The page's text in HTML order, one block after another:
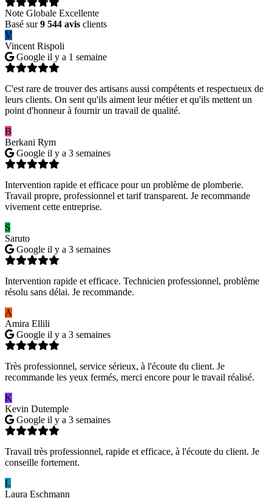
Note Globale Excellente
Basé sur9 544 avis clients
V
Vincent Rispoli
Google il y a 1 semaine
C'est rare de trouver des artisans aussi compétents et respectueux de
leurs clients. On sent qu'ils aiment leur métier et qu'ils mettent un
point d'honneur à fournir un travail de qualité.
B
Berkani Rym
Google il y a 3 semaines
Intervention rapide et efficace pour un problème de plomberie.
Travail propre, professionnel et tarif transparent. Je recommande
vivement cette entreprise.
S
Saruto
Google il y a 3 semaines
Intervention rapide et efficace. Technicien professionnel, problème
résolu sans délai. Je recommande.
A
Amira Ellili
Google il y a 3 semaines
Très professionnel, service sérieux, à l'écoute du client. Je
recommande les yeux fermés, merci encore pour le travail réalisé.
K
Kevin Dutemple
Google il y a 3 semaines
Travail très professionnel, rapide et efficace, à l'écoute du client. Je
conseille fortement.
L
Laura Eschmann